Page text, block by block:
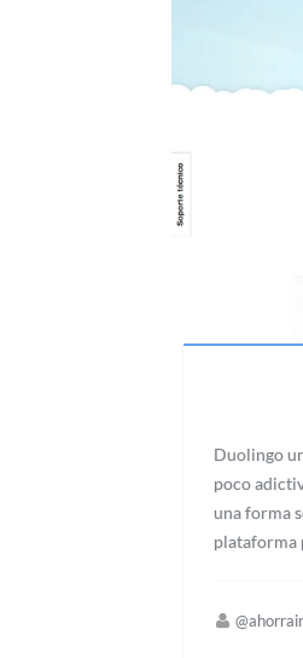
Duolingo
poco
una forma
plataforma